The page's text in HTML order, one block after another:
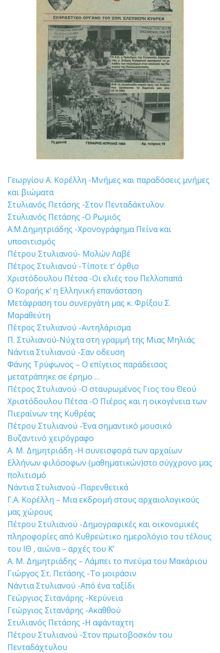
Γεωργίου Α. Κορέλλη -Μνήμες και παραδόσεις μνήμες
και βιώματα
Στυλιανός Πετάσης -Στον Πενταδάκτυλον
Στυλιανός Πετάσης -Ο Ρωμιός
A.M.Δημητριάδης -Χρονογράφημα Πείνα και
υποσιτισμός
Πέτρου Στυλιανού- Μολών Λαβέ
Πέτρος Στυλιανού -Τίποτε τ’ όρθιο
Χριστόδουλου Πέτσα -Οι ελιές του Πελλοπαπά
Ο Κοραής κ’ η Ελληνική επανάσταση
Μετάφραση του συνεργάτη μας κ. Φρίξου Σ.
Μαραθεύτη
Πέτρος Στυλιανού -Αντηλάρισμα
Π. Στυλιανού-Νύχτα στη γραμμή της Μιας Μηλιάς
Νάντια Στυλιανού -Σαν οδευση
Φάνης Τρύφωνος – Ο επίγειος παράδεισος
μετατράπηκε σε έρημο …
Πέτρος Στυλιανού -Ο σταυρωμένος Γιος του Θεού
Χριστόδουλου Πέτσα -Ο Πιέρος και η οικογένεια των
Πιεραίνων της Κυθρέας
Πέτρου Στυλιανού -Ένα σημαντικό μουσικό
Βυζαντινό χειρόγραφο
Α. Μ. Δημητριάδη -Η συνεισφορά των αρχαίων
Ελλήνων φιλόσοφων (μαθηματικών)στο σύγχρονο μας
πολιτισμό
Νάντια Στυλιανού -Παρενθετικά
Γ.Α. Κορέλλη – Μια εκδρομή στους αρχαιολογικούς
μας χώρους
Πέτρου Στυλιανού -Δημογραφικές και οικονομικές
πληροφορίες από Κυθρεώτικο ημερολόγιο του τέλους
του ΙΘ , αιώνα – αρχές του Κ’
Α. Μ. Δημητριάδης – Λάμπει το πνεύμα του Μακάριου
Γιώργος Στ. Πετάσης -Το μοιράσιν
Νάντια Στυλιανού -Από ένα ταξίδι
Γεώργιος Σιτανάρης -Κερύνεια
Γεώργιος Σιτανάρης -Ακαθθού
Στυλιανός Πετάσης -Η αφάνταχτη
Πέτρου Στυλιανού -Στον πρωτοβοσκόν του
Πενταδάχτυλου